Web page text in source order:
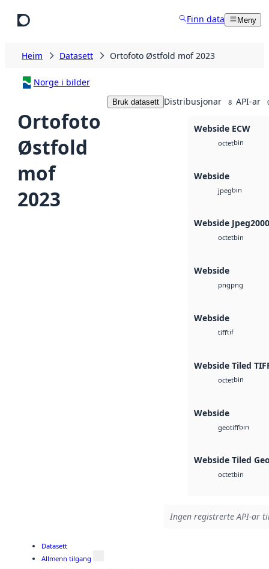
Finn data Meny
Heim Datasett Ortofoto Østfold mof 2023
Norge i bilder
Ortofoto
Østfold
mof
2023
Bruk datasett Distribusjonar 8 API-ar
Webside ECW
octetbin
Webside
jpegbin
Webside Jpeg2000
octetbin
Webside
pngpng
Webside
tifftif
Webside Tiled
octetbin
Webside
geotiffbin
Webside Tiled
octetbin
Ingen registrerte API-ar
Datasett
Allmenn tilgang